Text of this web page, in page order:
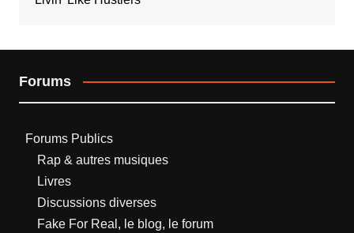
Forums
Forums Publics
Rap & autres musiques
Livres
Discussions diverses
Fake For Real, le blog, le forum